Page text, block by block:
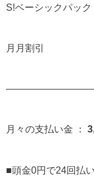
S!ベーシックパ
月月割引 ：-
月々の支払い金 ：
■頭金0円で24回払